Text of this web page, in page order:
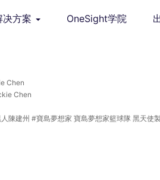
决方案 OneSight学院
Chen
Chen
陳建州 #寶島夢想家 寶島夢想家籃球隊 黑天使